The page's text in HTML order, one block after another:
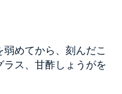
めてから、刻んだこ
ス、甘酢しょうがを